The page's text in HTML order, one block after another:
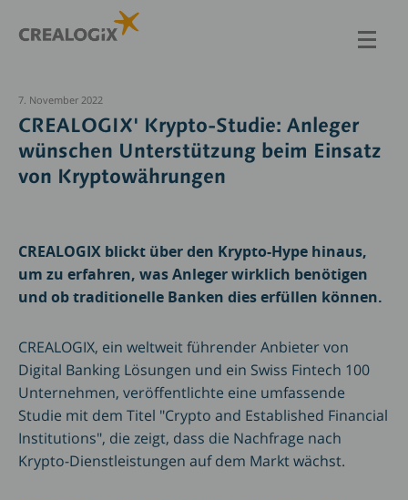
zum
7. November 2022
CREALOGIX' Krypto-Studie: Anleger
wünschen Unterstützung beim Einsatz
von Kryptowährungen
CREALOGIX blickt über den Krypto-Hype hinaus,
um zu erfahren, was Anleger wirklich benötigen
und ob traditionelle Banken dies erfüllen können.
CREALOGIX, ein weltweit führender Anbieter von
Digital Banking Lösungen und ein Swiss Fintech 100
Unternehmen, veröffentlichte eine umfassende
Studie mit dem Titel "Crypto and Established Financial
Institutions", die zeigt, dass die Nachfrage nach
Krypto-Dienstleistungen auf dem Markt wächst.